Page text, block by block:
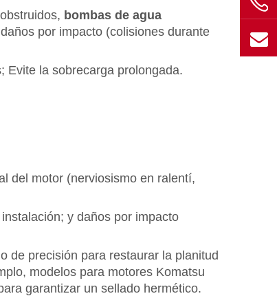
bombas de agua
por impacto (colisiones durante
Evite la sobrecarga prolongada.
del motor (nerviosismo en ralentí,
y daños por impacto
de precisión para restaurar la planitud
modelos para motores Komatsu
garantizar un sellado hermético.